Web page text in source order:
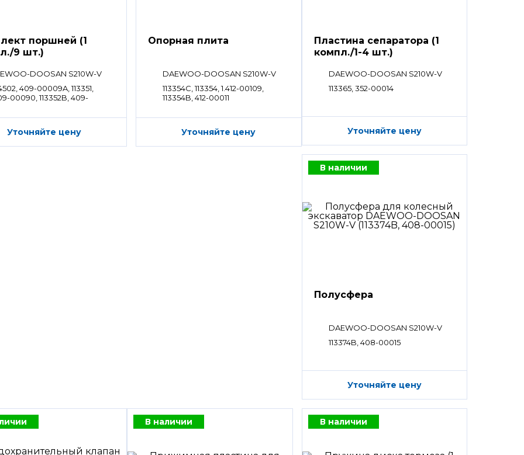
поршней (1
9 шт.)
DOOSAN S210W-V
409-00009A, 113351,
00090, 113352B, 409-
Уточняйте цену
Опорная плита
DAEWOO-DOOSAN S210W-V
113354C, 113354, 1.412-00109,
113354B, 412-00011
Уточняйте цену
Пластина сепаратора (1
компл./1-4 шт.)
DAEWOO-DOOSAN S210W-V
113365, 352-00014
Уточняйте цену
В наличии
Полусфера
DAEWOO-DOOSAN S210W-V
113374B, 408-00015
Уточняйте цену
В наличии В наличии